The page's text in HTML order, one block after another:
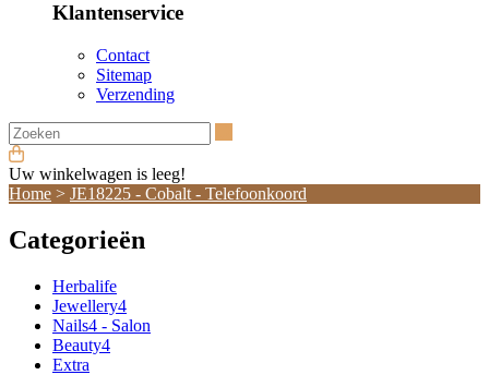
Klantenservice
Contact
Sitemap
Verzending
Uw winkelwagen is leeg!
Home > JE18225 - Cobalt - Telefoonkoord
Categorieën
Herbalife
Jewellery4
Nails4 - Salon
Beauty4
Extra